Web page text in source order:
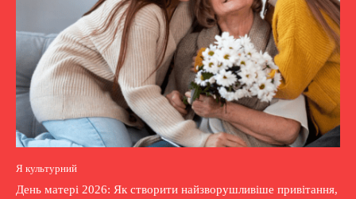
Я культурний
День матері 2026: Як створити найзворушливіше привітання,